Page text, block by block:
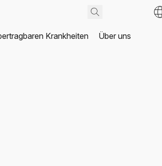
Krankheiten Über uns